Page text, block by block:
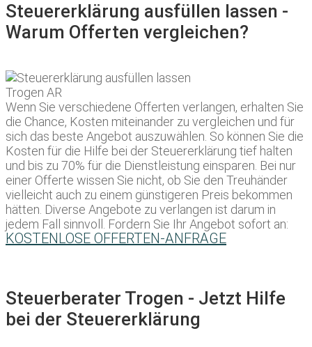
Steuererklärung ausfüllen lassen -
Warum Offerten vergleichen?
Wenn Sie verschiedene Offerten verlangen, erhalten Sie
die Chance, Kosten miteinander zu vergleichen und für
sich das beste Angebot auszuwählen. So können Sie die
Kosten für die Hilfe bei der Steuererklärung tief halten
und bis zu 70% für die Dienstleistung einsparen. Bei nur
einer Offerte wissen Sie nicht, ob Sie den Treuhänder
vielleicht auch zu einem günstigeren Preis bekommen
hätten. Diverse Angebote zu verlangen ist darum in
jedem Fall sinnvoll. Fordern Sie Ihr Angebot sofort an:
KOSTENLOSE OFFERTEN-ANFRAGE
Steuerberater Trogen - Jetzt Hilfe
bei der Steuererklärung